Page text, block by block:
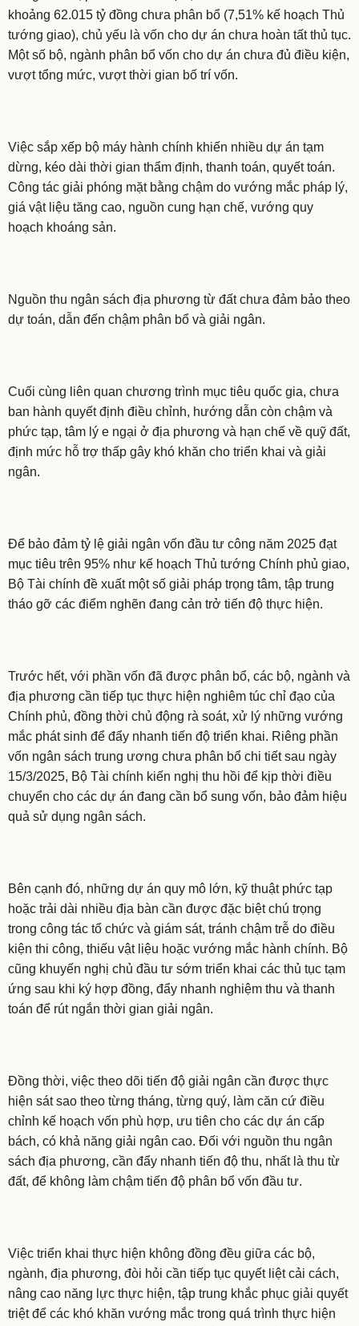
khoảng 62.015 tỷ đồng chưa phân bổ (7,51% kế hoạch Thủ
tướng giao), chủ yếu là vốn cho dự án chưa hoàn tất thủ tục.
Một số bộ, ngành phân bổ vốn cho dự án chưa đủ điều kiện,
vượt tổng mức, vượt thời gian bố trí vốn.
Việc sắp xếp bộ máy hành chính khiến nhiều dự án tạm
dừng, kéo dài thời gian thẩm định, thanh toán, quyết toán.
Công tác giải phóng mặt bằng chậm do vướng mắc pháp lý,
giá vật liệu tăng cao, nguồn cung hạn chế, vướng quy
hoạch khoáng sản.
Nguồn thu ngân sách địa phương từ đất chưa đảm bảo theo
dự toán, dẫn đến chậm phân bổ và giải ngân.
Cuối cùng liên quan chương trình mục tiêu quốc gia, chưa
ban hành quyết định điều chỉnh, hướng dẫn còn chậm và
phức tạp, tâm lý e ngại ở địa phương và hạn chế về quỹ đất,
định mức hỗ trợ thấp gây khó khăn cho triển khai và giải
ngân.
Để bảo đảm tỷ lệ giải ngân vốn đầu tư công năm 2025 đạt
mục tiêu trên 95% như kế hoạch Thủ tướng Chính phủ giao,
Bộ Tài chính đề xuất một số giải pháp trọng tâm, tập trung
tháo gỡ các điểm nghẽn đang cản trở tiến độ thực hiện.
Trước hết, với phần vốn đã được phân bổ, các bộ, ngành và
địa phương cần tiếp tục thực hiện nghiêm túc chỉ đạo của
Chính phủ, đồng thời chủ động rà soát, xử lý những vướng
mắc phát sinh để đẩy nhanh tiến độ triển khai. Riêng phần
vốn ngân sách trung ương chưa phân bổ chi tiết sau ngày
15/3/2025, Bộ Tài chính kiến nghị thu hồi để kịp thời điều
chuyển cho các dự án đang cần bổ sung vốn, bảo đảm hiệu
quả sử dụng ngân sách.
Bên cạnh đó, những dự án quy mô lớn, kỹ thuật phức tạp
hoặc trải dài nhiều địa bàn cần được đặc biệt chú trọng
trong công tác tổ chức và giám sát, tránh chậm trễ do điều
kiện thi công, thiếu vật liệu hoặc vướng mắc hành chính. Bộ
cũng khuyến nghị chủ đầu tư sớm triển khai các thủ tục tạm
ứng sau khi ký hợp đồng, đẩy nhanh nghiệm thu và thanh
toán để rút ngắn thời gian giải ngân.
Đồng thời, việc theo dõi tiến độ giải ngân cần được thực
hiện sát sao theo từng tháng, từng quý, làm căn cứ điều
chỉnh kế hoạch vốn phù hợp, ưu tiên cho các dự án cấp
bách, có khả năng giải ngân cao. Đối với nguồn thu ngân
sách địa phương, cần đẩy nhanh tiến độ thu, nhất là thu từ
đất, để không làm chậm tiến độ phân bổ vốn đầu tư.
Việc triển khai thực hiện không đồng đều giữa các bộ,
ngành, địa phương, đòi hỏi cần tiếp tục quyết liệt cải cách,
nâng cao năng lực thực hiện, tập trung khắc phục giải quyết
triệt để các khó khăn vướng mắc trong quá trình thực hiện